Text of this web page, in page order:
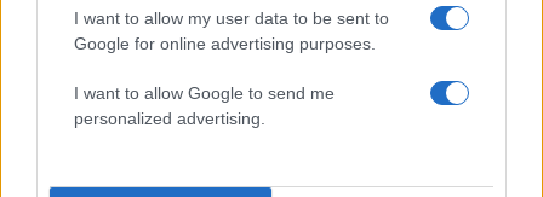
I want to allow my user data to be sent to
Google for online advertising purposes.
I want to allow Google to send me
personalized advertising.
50 /50